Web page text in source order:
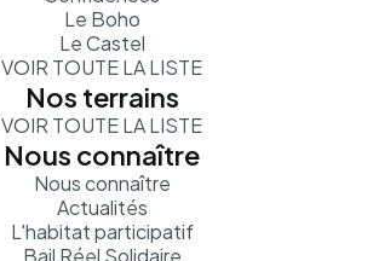
Le Boho
Le Castel
VOIR TOUTE LA LISTE
Nos terrains
VOIR TOUTE LA LISTE
Nous connaître
Nous connaître
Actualités
L'habitat participatif
Bail Réel Solidaire